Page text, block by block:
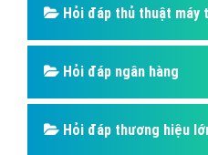
Hỏi đáp thủ thuật máy
Hỏi đáp ngân hàng
Hỏi đáp thương hiệu